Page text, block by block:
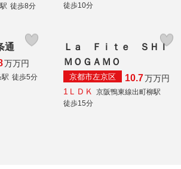
徒歩8分
徒歩10分
通
万万円
駅 徒歩5分
Ｌａ Ｆｉｔｅ ＳＨＩ
ＭＯＧＡＭＯ
京都市左京区 10.7万万円
1ＬＤＫ
京阪鴨東線出町柳駅
徒歩15分